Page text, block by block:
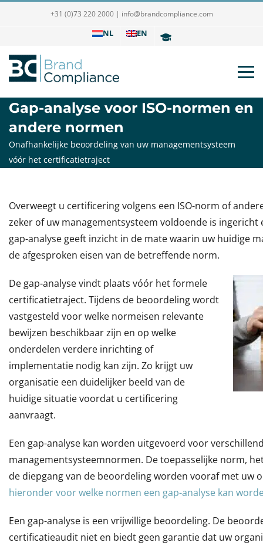
+31 (0)73 220 2000 | info@brandcompliance.com
NL EN
Gap-analyse voor ISO-normen en
andere normen
Onafhankelijke beoordeling van uw managementsysteem
vóór het certificatietraject
Overweegt u certificering volgens een ISO-norm of
zeker of uw managementsysteem voldoende is ingericht
gap-analyse geeft inzicht in de mate waarin uw huidige
de afgesproken eisen van de betreffende norm.
De gap-analyse vindt plaats vóór het formele
certificatietraject. Tijdens de beoordeling wordt
vastgesteld voor welke normeisen relevante
bewijzen beschikbaar zijn en op welke
onderdelen verdere inrichting of
implementatie nodig kan zijn. Zo krijgt uw
organisatie een duidelijker beeld van de
huidige situatie voordat u certificering
aanvraagt.
Een gap-analyse kan worden uitgevoerd voor
managementsysteemnormen. De toepasselijke norm,
de diepgang van de beoordeling worden vooraf met uw
hieronder voor welke normen een gap-analyse kan
Een gap-analyse is een vrijwillige beoordeling. De
certificatieaudit niet en biedt geen garantie dat uw